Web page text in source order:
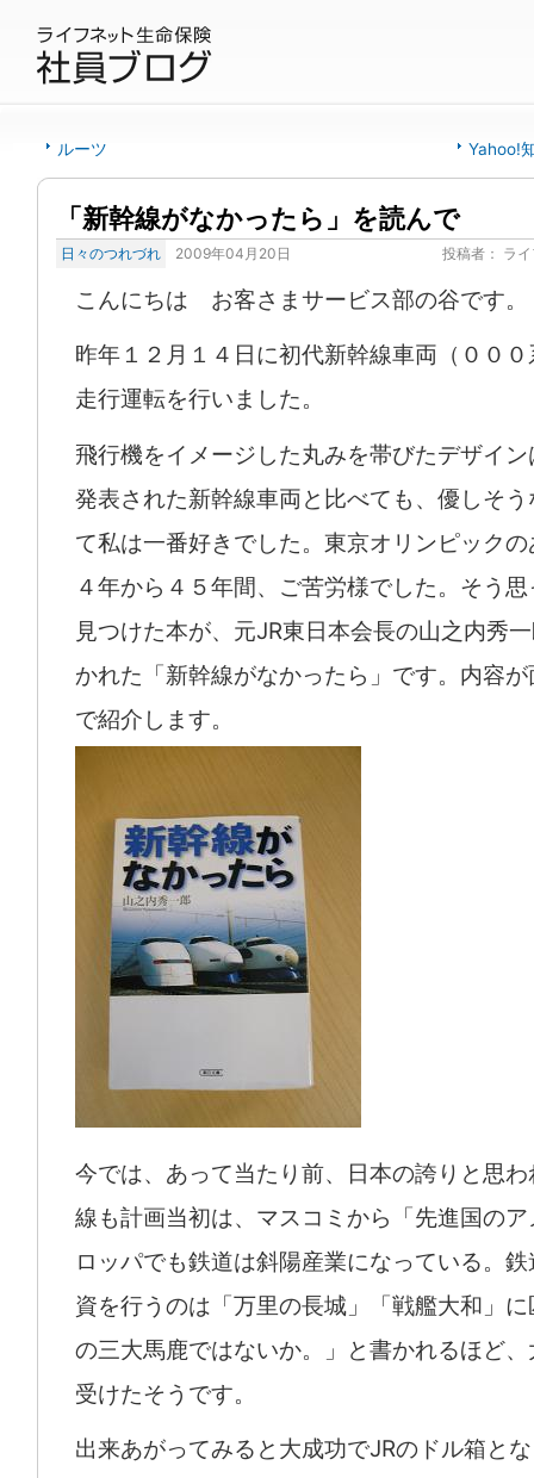
ルーツ Yahoo!
「新幹線がなかったら」を読んで
日々のつれづれ 2009年04月20日 投稿者： ラ
こんにちは お客さまサービス部の谷です。
昨年１２月１４日に初代新幹線車両（００
走行運転を行いました。
飛行機をイメージした丸みを帯びたデザイ
発表された新幹線車両と比べても、優しそ
て私は一番好きでした。東京オリンピック
４年から４５年間、ご苦労様でした。そう
見つけた本が、元JR東日本会長の山之内秀
かれた「新幹線がなかったら」です。内容
で紹介します。
今では、あって当たり前、日本の誇りと思
線も計画当初は、マスコミから「先進国の
ロッパでも鉄道は斜陽産業になっている。
資を行うのは「万里の長城」「戦艦大和」
の三大馬鹿ではないか。」と書かれるほど
受けたそうです。
出来あがってみると大成功でJRのドル箱と